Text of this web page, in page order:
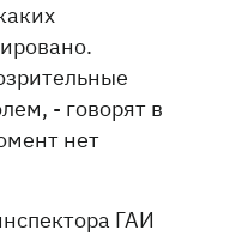
- говорят в
нет
ГАИ